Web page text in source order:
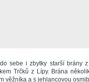
sebe i zbytky starší brány
Trčků z Lípy. Brána
věžníka a s jehlancovou